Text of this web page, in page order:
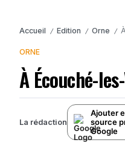
Accueil / Edition / Orne /
ORNE
À Écouché-
La rédaction
Ajouter
source
Google